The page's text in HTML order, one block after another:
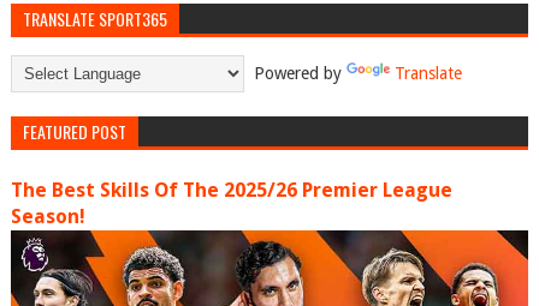
TRANSLATE SPORT365
Powered by Translate
FEATURED POST
The Best Skills Of The 2025/26 Premier League
Season!